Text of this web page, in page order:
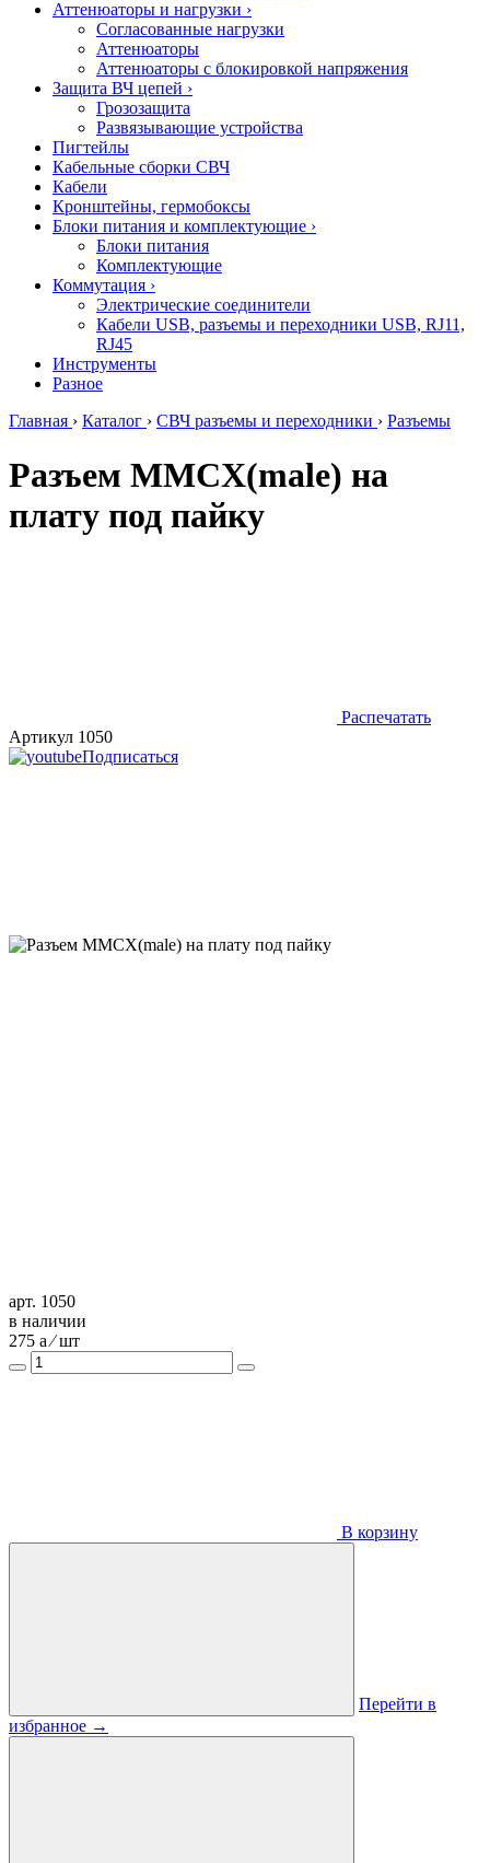
Аттенюаторы и нагрузки ›
Согласованные нагрузки
Аттенюаторы
Аттенюаторы с блокировкой напряжения
Защита ВЧ цепей ›
Грозозащита
Развязывающие устройства
Пигтейлы
Кабельные сборки СВЧ
Кабели
Кронштейны, гермобоксы
Блоки питания и комплектующие ›
Блоки питания
Комплектующие
Коммутация ›
Электрические соединители
Кабели USB, разъемы и переходники USB, RJ11,
RJ45
Инструменты
Разное
Главная › Каталог › СВЧ разъемы и переходники › Разъемы
Разъем MMCX(male) на
плату под пайку
Распечатать
Артикул 1050
Подписаться
арт. 1050
в наличии
275 a ⁄ шт
В корзину
Перейти в
избранное →